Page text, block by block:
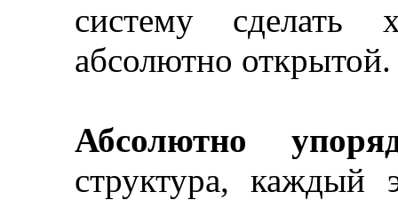
систему
абсолютно открытой.
Абсолютно
структура, каждый